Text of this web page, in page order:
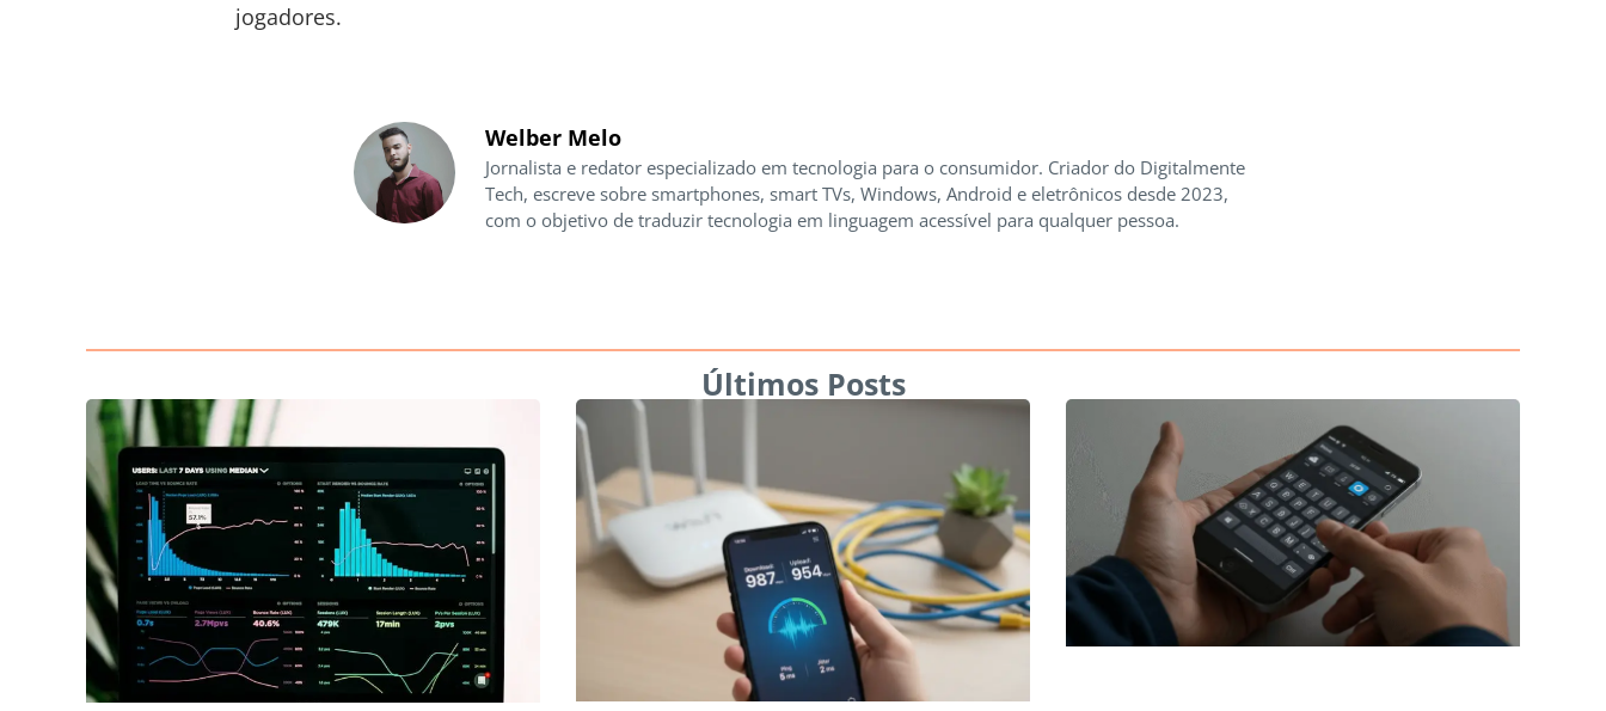
jogadores.
Welber Melo
Jornalista e redator especializado em tecnologia para o consumidor. Criador do Digitalmente
Tech, escreve sobre smartphones, smart TVs, Windows, Android e eletrônicos desde 2023,
com o objetivo de traduzir tecnologia em linguagem acessível para qualquer pessoa.
Últimos Posts